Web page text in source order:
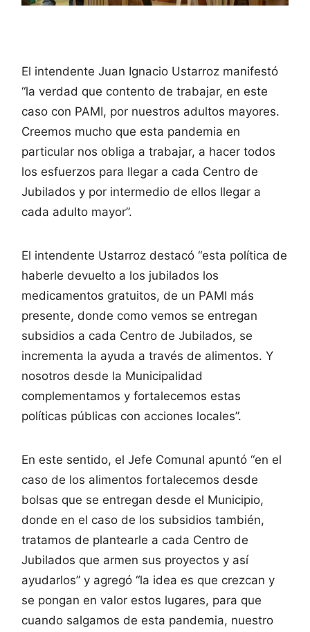
El intendente Juan Ignacio Ustarroz manifestó
“la verdad que contento de trabajar, en este
caso con PAMI, por nuestros adultos mayores.
Creemos mucho que esta pandemia en
particular nos obliga a trabajar, a hacer todos
los esfuerzos para llegar a cada Centro de
Jubilados y por intermedio de ellos llegar a
cada adulto mayor”.
El intendente Ustarroz destacó “esta política de
haberle devuelto a los jubilados los
medicamentos gratuitos, de un PAMI más
presente, donde como vemos se entregan
subsidios a cada Centro de Jubilados, se
incrementa la ayuda a través de alimentos. Y
nosotros desde la Municipalidad
complementamos y fortalecemos estas
políticas públicas con acciones locales”.
En este sentido, el Jefe Comunal apuntó “en el
caso de los alimentos fortalecemos desde
bolsas que se entregan desde el Municipio,
donde en el caso de los subsidios también,
tratamos de plantearle a cada Centro de
Jubilados que armen sus proyectos y así
ayudarlos” y agregó “la idea es que crezcan y
se pongan en valor estos lugares, para que
cuando salgamos de esta pandemia, nuestro